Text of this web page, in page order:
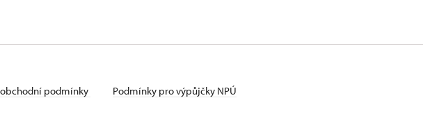
podmínky
Podmínky pro výpůjčky NPÚ